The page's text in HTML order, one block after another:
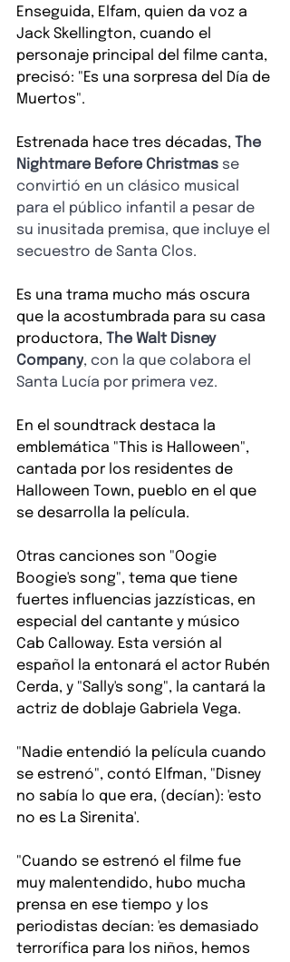
Enseguida, Elfam, quien da voz a
Jack Skellington, cuando el
personaje principal del filme canta,
precisó: "Es una sorpresa del Día de
Muertos".
Estrenada hace tres décadas, The
Nightmare Before Christmas se
convirtió en un clásico musical
para el público infantil a pesar de
su inusitada premisa, que incluye el
secuestro de Santa Clos.
Es una trama mucho más oscura
que la acostumbrada para su casa
productora, The Walt Disney
Company, con la que colabora el
Santa Lucía por primera vez.
En el soundtrack destaca la
emblemática "This is Halloween",
cantada por los residentes de
Halloween Town, pueblo en el que
se desarrolla la película.
Otras canciones son "Oogie
Boogie's song", tema que tiene
fuertes influencias jazzísticas, en
especial del cantante y músico
Cab Calloway. Esta versión al
español la entonará el actor Rubén
Cerda, y "Sally's song", la cantará la
actriz de doblaje Gabriela Vega.
"Nadie entendió la película cuando
se estrenó", contó Elfman, "Disney
no sabía lo que era, (decían): 'esto
no es La Sirenita'.
"Cuando se estrenó el filme fue
muy malentendido, hubo mucha
prensa en ese tiempo y los
periodistas decían: 'es demasiado
terrorífica para los niños, hemos